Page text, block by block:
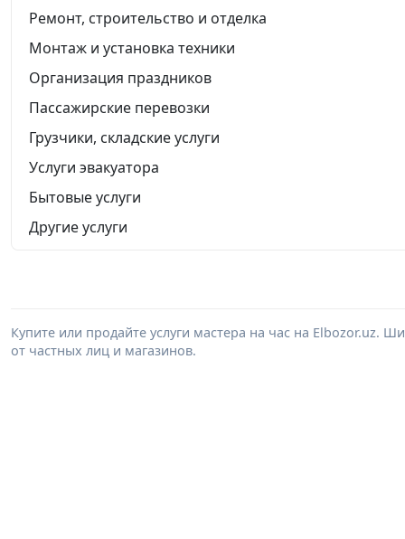
Ремонт, строительство и отделка
Монтаж и установка техники
Организация праздников
Пассажирские перевозки
Грузчики, складские услуги
Услуги эвакуатора
Бытовые услуги
Другие услуги
Купите или продайте услуги мастера на час на Elbozor.uz.
от частных лиц и магазинов.